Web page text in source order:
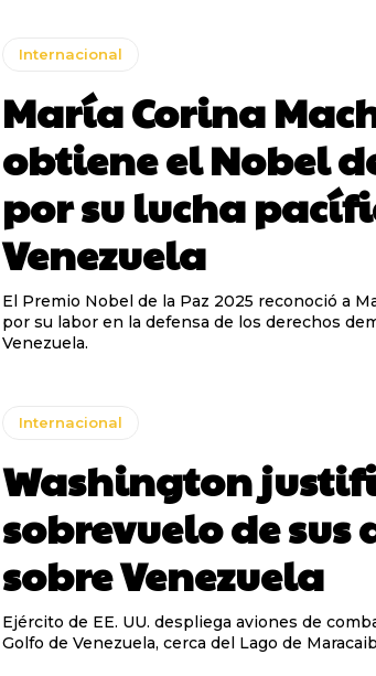
Internacional
María Corina
obtiene el Nobel
por su lucha
Venezuela
El Premio Nobel de la Paz 2025 reconoció a
por su labor en la defensa de los derechos
Venezuela.
Internacional
Washington
sobrevuelo de sus
sobre Venezuela
Ejército de EE. UU. despliega aviones de
Golfo de Venezuela, cerca del Lago de